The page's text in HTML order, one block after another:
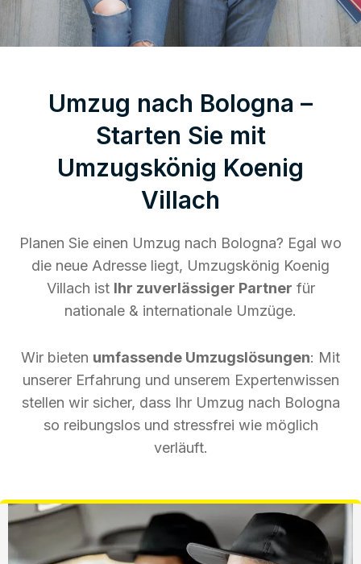
Umzug nach Bologna –
Starten Sie mit
Umzugskönig Koenig
Villach
Planen Sie einen Umzug nach Bologna? Egal wo
die neue Adresse liegt, Umzugskönig Koenig
Villach ist Ihr zuverlässiger Partner für
nationale & internationale Umzüge.
Wir bieten umfassende Umzugslösungen: Mit
unserer Erfahrung und unserem Expertenwissen
stellen wir sicher, dass Ihr Umzug nach Bologna
so reibungslos und stressfrei wie möglich
verläuft.